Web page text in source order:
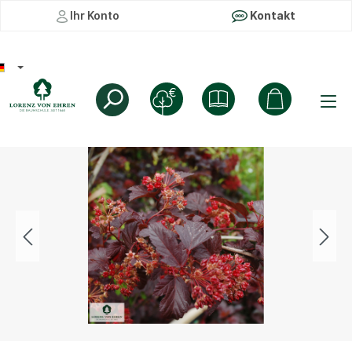
Ihr Konto Kontakt